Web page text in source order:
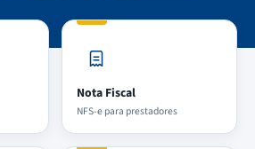
Nota Fiscal
NFS-e para prestadores